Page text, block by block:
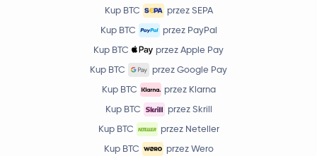
Kup BTC
przez SEPA
Kup BTC
przez PayPal
Kup BTC
przez Apple Pay
Kup BTC
przez Google Pay
Kup BTC
przez Klarna
Kup BTC
przez Skrill
Kup BTC
przez Neteller
Kup BTC
przez Wero